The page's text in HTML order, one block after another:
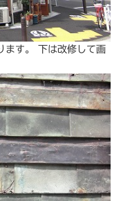
ます。 下は改修して画